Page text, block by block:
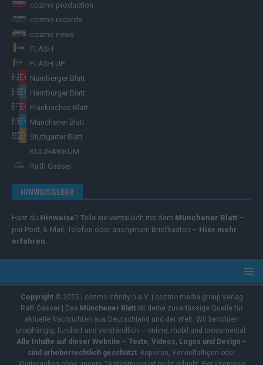
cozmo production
cozmo records
cozmo news
FLASH
FLASH UP
Nürnberger Blatt
Hamburger Blatt
Fränkisches Blatt
Münchener Blatt
Stuttgarter Blatt
KULINARIKUM.
Raffi Gasser
HINWEISGEBER
Hast du Hinweise? Teile sie vertraulich mit dem Münchener Blatt –
per Post, E-Mail, Telefon oder anonymem Briefkasten – Hier mehr
erfahren.
Copyright© 2025 | cozmo infinity n.e.V. | cozmo media group Verlag
Raffi Gasser | Das Münchener Blattist deine zuverlässige Quelle für
aktuelle Nachrichten aus Deutschland und der Welt. Wir berichten
unabhängig, fundiert und verständlich – online, mobil und crossmedial.
Alle Inhalte auf dieser Website – Texte, Videos, Logos und Design –
sind urheberrechtlich geschützt. Kopieren, Vervielfältigen oder